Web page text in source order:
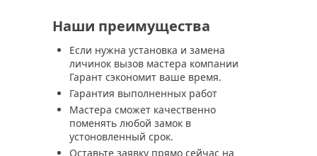
Наши преимущества
Если нужна установка и замена
личинок вызов мастера компании
Гарант сэкономит ваше время.
Гарантия выполненных работ
Мастера сможет качественно
поменять любой замок в
устоновленный срок.
Оставьте заявку прямо сейчас на